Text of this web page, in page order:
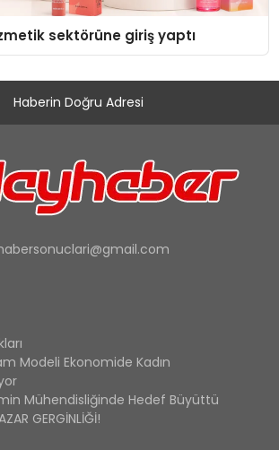
sektörüne giriş yaptı
Haberin Doğru Adresi
Modeli Ekonomide Kadın
Mühendisliğinde Hedef Büyüttü
GERGİNLİĞİ!